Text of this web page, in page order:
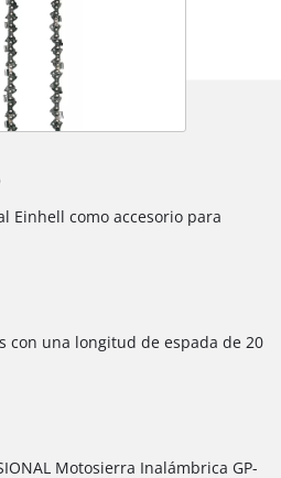
Einhell como accesorio para
con una longitud de espada de 20
Motosierra Inalámbrica GP-